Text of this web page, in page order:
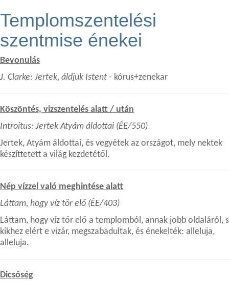
Templomszentelési
szentmise énekei
Bevonulás
J. Clarke: Jertek, áldjuk Istent - kórus+zenekar
Köszöntés, vizszentelés alatt / után
Introitus: Jertek Atyám áldottai (ÉE/550)
Jertek, Atyám áldottai, és vegyétek az országot, mely nektek
készíttetett a világ kezdetétől.
Nép vízzel való meghintése alatt
Láttam, hogy víz tör elő (ÉE/403)
Láttam, hogy víz tőr elő a templomból, annak jobb oldaláról, s
kikhez elért e vízár, megszabadultak, és énekelték: alleluja,
alleluja.
Dicsőség